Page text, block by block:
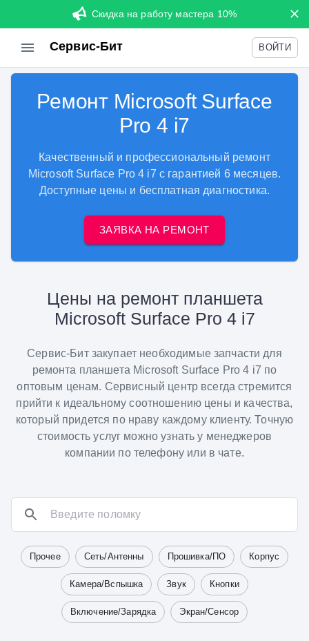
Скидка на работу мастера 10%
Сервис-Бит ВОЙТИ
Ремонт Microsoft Surface
Pro 4 i7
Качественный и профессиональный ремонт
Microsoft Surface Pro 4 i7 с гарантией 6 месяцев.
Доступные цены и бесплатная диагностика.
ЗАЯВКА НА РЕМОНТ
Цены на ремонт планшета
Microsoft Surface Pro 4 i7
Сервис-Бит закупает необходимые запчасти для
ремонта планшета Microsoft Surface Pro 4 i7 по
оптовым ценам. Сервисный центр всегда стремится
прийти к идеальному соотношению цены и качества,
который придется по нраву каждому клиенту. Точную
стоимость услуг можно узнать у менеджеров
компании по телефону или в чате.
Прочее Сеть/Антенны Прошивка/ПО Корпус
Камера/Вспышка Звук Кнопки
Включение/Зарядка Экран/Сенсор